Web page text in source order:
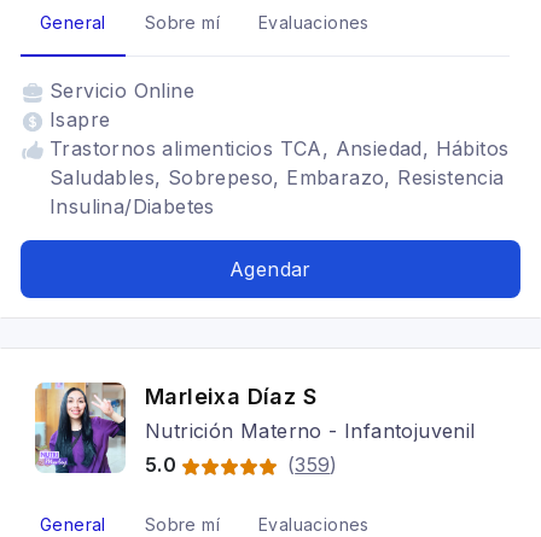
General Sobre mí Evaluaciones
Servicio Online
Isapre
Trastornos alimenticios TCA, Ansiedad, Hábitos
Saludables, Sobrepeso, Embarazo, Resistencia
Insulina/Diabetes
Agendar
Marleixa Díaz S
Nutrición Materno - Infantojuvenil
5.0
(359)
General Sobre mí Evaluaciones